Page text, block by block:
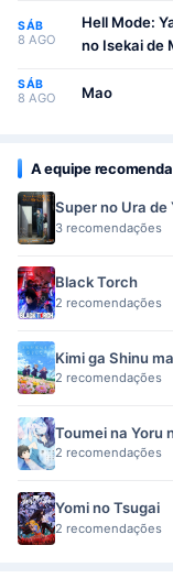
SÁB
8 AGO
Hell Mode:
no Isekai de
SÁB
8 AGO Mao
A equipe recomenda
Super no Ura de
3 recomendações
Black Torch
2 recomendações
Kimi ga Shinu
2 recomendações
Toumei na Yoru
2 recomendações
Yomi no Tsugai
2 recomendações